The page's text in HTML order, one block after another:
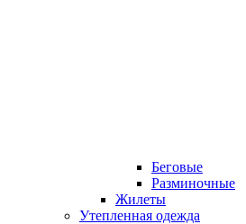
Беговые
Разминочные
Жилеты
Утепленная одежда